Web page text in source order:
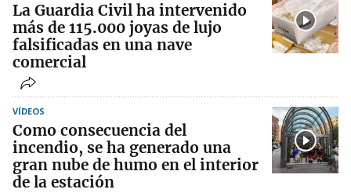
La Guardia Civil ha intervenido
más de 115.000 joyas de lujo
falsificadas en una nave
comercial
VÍDEOS
Como consecuencia del
incendio, se ha generado una
gran nube de humo en el interior
de la estación